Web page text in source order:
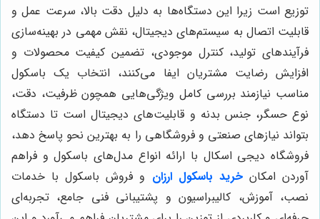
توزیع است زیرا این دستگاه‌ها به دلیل دقت بالا، سرعت عمل و
قابلیت اتصال به سیستم‌های دیجیتال، نقش مهمی در بهینه‌سازی
فرآیندهای تولید، کنترل موجودی، تضمین کیفیت محصولات و
افزایش رضایت مشتریان ایفا می‌کنند، انتخاب یک باسکول
مناسب نیازمند بررسی کامل ویژگی‌هایی همچون ظرفیت، دقت،
نوع حسگر، جنس بدنه و قابلیت‌های دیجیتال است تا دستگاه
بتواند نیازهای صنعتی و فروشگاهی را به بهترین نحو پاسخ دهد،
فروشگاه دیجی اسکال با ارائه انواع مدل‌های باسکول و فراهم
آوردن امکان خرید باسکول ارزان و فروش باسکول با خدمات
نصب، آموزش، کالیبراسیون و پشتیبانی فنی جامع، تجربه‌ای